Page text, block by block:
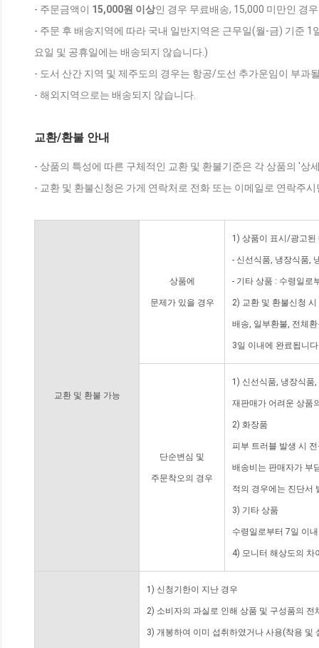
- 주문금액이 15,000원 이상인 경우 무료배송, 15,000 미만인 경
- 주문 후 배송지역에 따라 국내 일반지역은 근무일(월-금) 기준
요일 및 공휴일에는 배송되지 않습니다.)
- 도서 산간 지역 및 제주도의 경우는 항공/도선 추가운임이 부과
- 해외지역으로는 배송되지 않습니다.
교환/환불 안내
- 상품의 특성에 따른 구체적인 교환 및 환불기준은 각 상품의 '상
- 교환 및 환불신청은 가게 연락처로 전화 또는 이메일로 연락주
교환 및 환불 가능
상품에
문제가 있을 경우
1) 상품이 표시/광고된
- 신선식품, 냉장식품,
- 기타 상품 : 수령일로
2) 교환 및 환불신청
배송, 일부환불, 전체
3일 이내에 완료됩니
단순변심 및
주문착오의 경우
1) 신선식품, 냉장식품
재판매가 어려운 상품
2) 화장품
피부 트러블 발생 시
배송비는 판매자가 부
적의 경우에는 진단서
3) 기타 상품
수령일로부터 7일 이
4) 모니터 해상도의 차
1) 신청기한이 지난 경우
2) 소비자의 과실로 인해 상품 및 구성품의
3) 개봉하여 이미 섭취하였거나 사용(착용 및